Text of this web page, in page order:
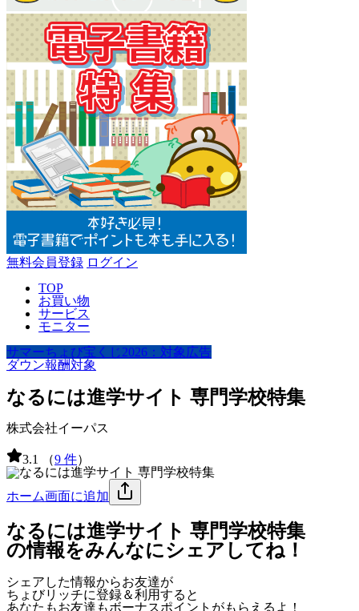
無料会員登録 ログイン
TOP
お買い物
サービス
モニター
サマーちょび宝くじ2026：対象広告
ダウン報酬対象
なるには進学サイト 専門学校特集
株式会社イーパス
3.1 （9 件）
ホーム画面に追加
なるには進学サイト 専門学校特集
の情報をみんなにシェアしてね！
シェアした情報からお友達が
ちょびリッチに登録＆利用すると
あなたもお友達もボーナスポイント がもらえるよ！